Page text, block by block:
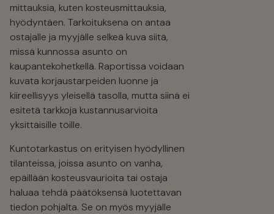
mittauksia, kuten kosteusmittauksia,
hyödyntäen. Tarkoituksena on antaa
ostajalle ja myyjälle selkeä kuva siitä,
missä kunnossa asunto on
kaupantekohetkellä. Raportissa voidaan
kuvata korjaustarpeiden luonne ja
kiireellisyys yleisellä tasolla, mutta siinä ei
esitetä tarkkoja kustannusarvioita
yksittäisille töille.
Kuntotarkastus on erityisen hyödyllinen
tilanteissa, joissa asunto on vanha,
epäillään kosteusvaurioita tai ostaja
haluaa tehdä päätöksensä luotettavan
tiedon pohjalta. Se on myös myyjälle